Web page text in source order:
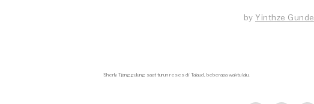
by Yinthze Gunde
Sherly Tjanggulung saat turun reses di Talaud, beberapa waktu lalu.